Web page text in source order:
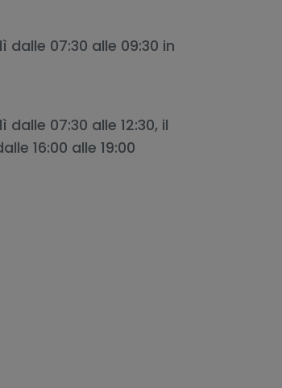
dalle 07:30 alle 09:30 in
dalle 07:30 alle 12:30, il
16:00 alle 19:00